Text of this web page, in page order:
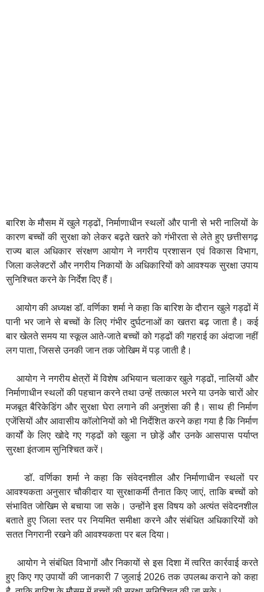
बारिश के मौसम में खुले गड्ढों, निर्माणाधीन स्थलों और पानी से भरी नालियों के
कारण बच्चों की सुरक्षा को लेकर बढ़ते खतरे को गंभीरता से लेते हुए छत्तीसगढ़
राज्य बाल अधिकार संरक्षण आयोग ने नगरीय प्रशासन एवं विकास विभाग,
जिला कलेक्टरों और नगरीय निकायों के अधिकारियों को आवश्यक सुरक्षा उपाय
सुनिश्चित करने के निर्देश दिए हैं।
आयोग की अध्यक्ष डॉ. वर्णिका शर्मा ने कहा कि बारिश के दौरान खुले गड्ढों में
पानी भर जाने से बच्चों के लिए गंभीर दुर्घटनाओं का खतरा बढ़ जाता है। कई
बार खेलते समय या स्कूल आते-जाते बच्चों को गड्ढों की गहराई का अंदाजा नहीं
लग पाता, जिससे उनकी जान तक जोखिम में पड़ जाती है।
आयोग ने नगरीय क्षेत्रों में विशेष अभियान चलाकर खुले गड्ढों, नालियों और
निर्माणाधीन स्थलों की पहचान करने तथा उन्हें तत्काल भरने या उनके चारों ओर
मजबूत बैरिकेडिंग और सुरक्षा घेरा लगाने की अनुशंसा की है। साथ ही निर्माण
एजेंसियों और आवासीय कॉलोनियों को भी निर्देशित करने कहा गया है कि निर्माण
कार्यों के लिए खोदे गए गड्ढों को खुला न छोड़ें और उनके आसपास पर्याप्त
सुरक्षा इंतजाम सुनिश्चित करें।
डॉ. वर्णिका शर्मा ने कहा कि संवेदनशील और निर्माणाधीन स्थलों पर
आवश्यकता अनुसार चौकीदार या सुरक्षाकर्मी तैनात किए जाएं, ताकि बच्चों को
संभावित जोखिम से बचाया जा सके। उन्होंने इस विषय को अत्यंत संवेदनशील
बताते हुए जिला स्तर पर नियमित समीक्षा करने और संबंधित अधिकारियों को
सतत निगरानी रखने की आवश्यकता पर बल दिया।
आयोग ने संबंधित विभागों और निकायों से इस दिशा में त्वरित कार्रवाई करते
हुए किए गए उपायों की जानकारी 7 जुलाई 2026 तक उपलब्ध कराने को कहा